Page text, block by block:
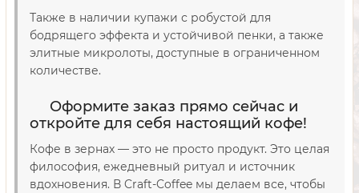
Также в наличии купажи с робустой для
бодрящего эффекта и устойчивой пенки, а также
элитные микролоты, доступные в ограниченном
количестве.
Оформите заказ прямо сейчас и
откройте для себя настоящий кофе!
Кофе в зернах — это не просто продукт. Это целая
философия, ежедневный ритуал и источник
вдохновения. В Craft-Coffee мы делаем все, чтобы